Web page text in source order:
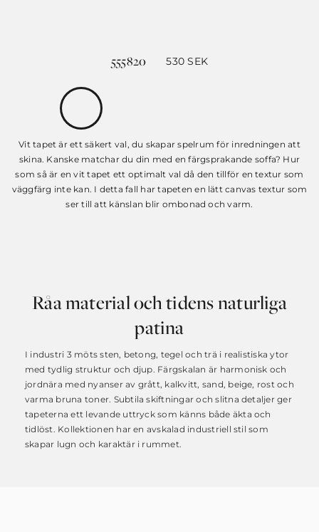
555820 530SEK
Vit tapet är ett säkert val, du skapar spelrum för inredningen att
skina. Kanske matchar du din med en färgsprakande soffa? Hur
som så är en vit tapet ett optimalt val då den tillför en textur som
väggfärg inte kan. I detta fall har tapeten en lätt canvas textur som
ser till att känslan blir ombonad och varm.
Råa material och tidens naturliga
patina
I industri 3 möts sten, betong, tegel och trä i realistiska ytor
med tydlig struktur och djup. Färgskalan är harmonisk och
jordnära med nyanser av grått, kalkvitt, sand, beige, rost och
varma bruna toner. Subtila skiftningar och slitna detaljer ger
tapeterna ett levande uttryck som känns både äkta och
tidlöst. Kollektionen har en avskalad industriell stil som
skapar lugn och karaktär i rummet.